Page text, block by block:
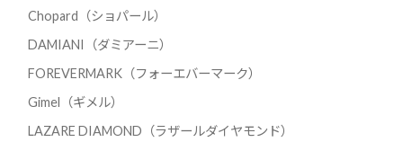
Chopard（ショパール）
DAMIANI（ダミアーニ）
FOREVERMARK（フォーエバーマーク）
Gimel（ギメル）
LAZARE DIAMOND（ラザールダイヤモンド）